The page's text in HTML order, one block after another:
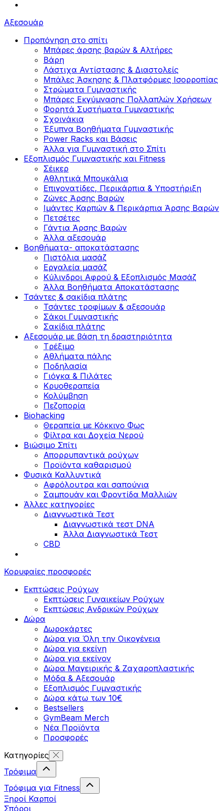
Αξεσουάρ
Προπόνηση στο σπίτι
Μπάρες άρσης βαρών & Αλτήρες
Βάρη
Λάστιχα Αντίστασης & Διαστολείς
Μπάλες Άσκησης & Πλατφόρμες Ισορροπίας
Στρώματα Γυμναστικής
Μπάρες Εκγύμνασης Πολλαπλών Χρήσεων
Φορητά Συστήματα Γυμναστικής
Σχοινάκια
Έξυπνα Βοηθήματα Γυμναστικής
Power Racks και Βάσεις
Άλλα για Γυμναστική στο Σπίτι
Εξοπλισμός Γυμναστικής και Fitness
Σέικερ
Αθλητικά Μπουκάλια
Επιγονατίδες, Περικάρπια & Υποστήριξη
Ζώνες Άρσης Βαρών
Ιμάντες Καρπών & Περικάρπια Άρσης Βαρών
Πετσέτες
Γάντια Άρσης Βαρών
Άλλα αξεσουάρ
Βοηθήματα- αποκατάστασης
Πιστόλια μασάζ
Εργαλεία μασάζ
Κύλινδροι Αφρού & Εξοπλισμός Μασάζ
Άλλα Βοηθήματα Αποκατάστασης
Τσάντες & σακίδια πλάτης
Τσάντες τροφίμων & αξεσουάρ
Σάκοι Γυμναστικής
Σακίδια πλάτης
Αξεσουάρ με βάση τη δραστηριότητα
Tρέξιμο
Αθλήματα πάλης
Ποδηλασία
Γιόγκα & Πιλάτες
Κρυοθεραπεία
Κολύμβηση
Πεζοπορία
Biohacking
Θεραπεία με Κόκκινο Φως
Φίλτρα και Δοχεία Νερού
Βιώσιμο Σπίτι
Απορρυπαντικά ρούχων
Προϊόντα καθαρισμού
Φυσικά Καλλυντικά
Αφρόλουτρα και σαπούνια
Σαμπουάν και Φροντίδα Μαλλιών
Άλλες κατηγορίες
Διαγνωστικά Τεστ
Διαγνωστικά τεστ DNA
Άλλα Διαγνωστικά Τεστ
CBD
Κορυφαίες προσφορές
Εκπτώσεις Ρούχων
Εκπτώσεις Γυναικείων Ρούχων
Εκπτώσεις Aνδρικών Ρούχων
Δώρα
Δωροκάρτες
Δώρα για Όλη την Οικογένεια
Δώρα για εκείνη
Δώρα για εκείνον
Δώρα Μαγειρικής & Ζαχαροπλαστικής
Μόδα & Αξεσουάρ
Εξοπλισμός Γυμναστικής
Δώρα κάτω των 10€
Bestsellers
GymBeam Merch
Νέα Προϊόντα
Προσφορές
Κατηγορίες
Τρόφιμα
Τρόφιμα για Fitness
Ξηροί Καρποί
Σπόροι